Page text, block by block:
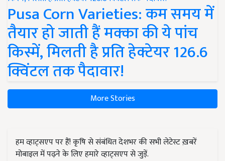
Pusa Corn Varieties: कम समय में
तैयार हो जाती हैं मक्का की ये पांच
किस्में, मिलती है प्रति हेक्टेयर 126.6
क्विंटल तक पैदावार!
More Stories
हम व्हाट्सएप पर हैं! कृषि से संबंधित देशभर की सभी लेटेस्ट ख़बरें
मोबाइल में पढ़ने के लिए हमारे व्हाट्सएप से जुड़ें.